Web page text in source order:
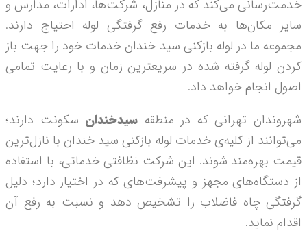
خدمت‌رسانی می‌کند که در منازل، شرکت‌ها، ادارات، مدارس و
سایر مکان‌ها به خدمات رفع گرفتگی لوله احتیاج دارند.
مجموعه ما در لوله بازکنی سید خندان خدمات خود را جهت باز
کردن لوله گرفته شده در سریع­ترین زمان و با رعایت تمامی
اصول انجام خواهد داد.
شهروندان تهرانی که در منطقه سیدخندان سکونت دارند؛
می‌توانند از کلیه‌­ی خدمات لوله بازکنی سید خندان با نازل‌ترین
قیمت بهره‌مند شوند. این شرکت نظافتی خدماتی، با استفاده
از دستگاه­‌های مجهز و پیشرفت‌ه­ای که در اختیار دارد؛ دلیل
گرفتگی چاه فاضلاب را تشخیص دهد و نسبت به رفع آن
اقدام نماید.